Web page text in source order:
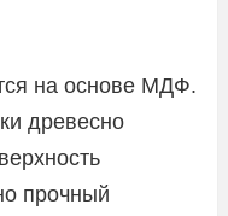
на основе МДФ.
древесно
прочный